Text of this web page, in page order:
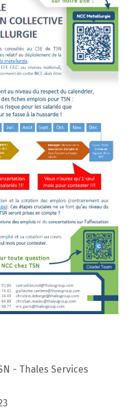
- Thales Services